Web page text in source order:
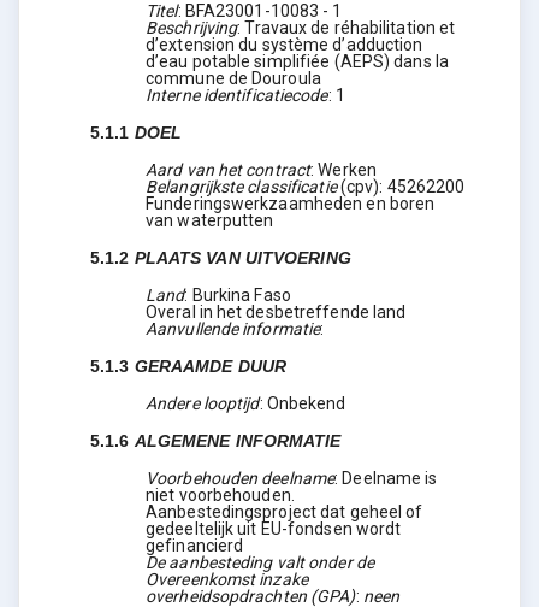
Titel: BFA23001-10083 - 1
Beschrijving:Travaux de réhabilitation et
d’extension du système d’adduction
d’eau potable simplifiée (AEPS) dans la
commune de Douroula
Interne identificatiecode: 1
5.1.1 DOEL
Aard van het contract:Werken
Belangrijkste classificatie (cpv): 45262200
Funderingswerkzaamheden en boren
van waterputten
5.1.2 PLAATS VAN UITVOERING
Land: Burkina Faso
Overal in het desbetreffende land
Aanvullende informatie:
5.1.3 GERAAMDE DUUR
Andere looptijd: Onbekend
5.1.6 ALGEMENE INFORMATIE
Voorbehouden deelname: Deelname is
niet voorbehouden.
Aanbestedingsproject dat geheel of
gedeeltelijk uit EU-fondsen wordt
gefinancierd
De aanbesteding valt onder de
Overeenkomst inzake
overheidsopdrachten (GPA): neen